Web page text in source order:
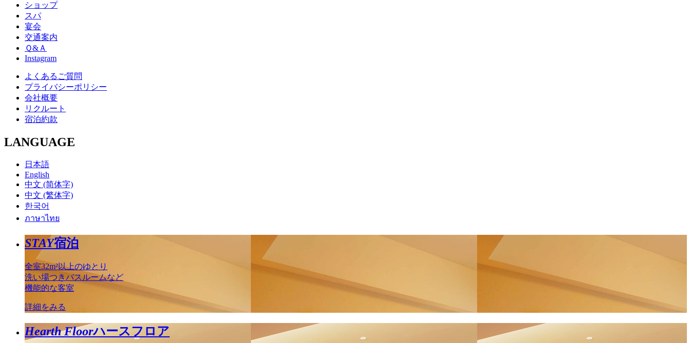
ショップ
スパ
宴会
交通案内
Ｑ&Ａ
Instagram
よくあるご質問
プライバシーポリシー
会社概要
リクルート
宿泊約款
LANGUAGE
日本語
English
中文 (简体字)
中文 (繁体字)
한국어
ภาษาไทย
STAY宿泊
全室32m²以上のゆとり
洗い場つきバスルームなど
機能的な客室
詳細をみる
Hearth Floorハースフロア